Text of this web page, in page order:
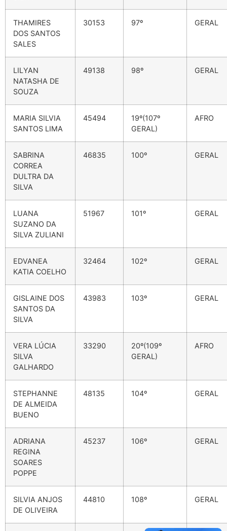
THAMIRES
DOS SANTOS
SALES
30153 97º GERAL
LILYAN
NATASHA DE
SOUZA
49138 98º GERAL
MARIA SILVIA
SANTOS LIMA
45494
19º(107º
GERAL)
AFRO
SABRINA
CORREA
DULTRA DA
SILVA
46835 100º GERAL
LUANA
SUZANO DA
SILVA ZULIANI
51967 101º GERAL
EDVANEA
KATIA COELHO
32464 102º GERAL
GISLAINE DOS
SANTOS DA
SILVA
43983 103º GERAL
VERA LÚCIA
SILVA
GALHARDO
33290
20º(109º
GERAL)
AFRO
STEPHANNE
DE ALMEIDA
BUENO
48135 104º GERAL
ADRIANA
REGINA
SOARES
POPPE
45237 106º GERAL
SILVIA ANJOS
DE OLIVEIRA
44810 108º GERAL